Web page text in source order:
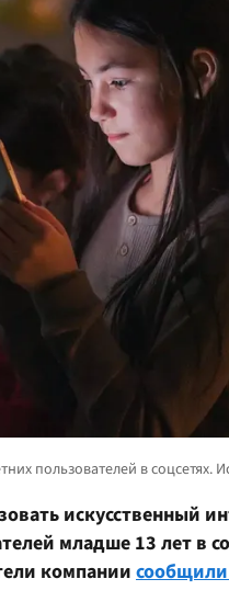
искусственный
младше 13 лет в
компании сообщили